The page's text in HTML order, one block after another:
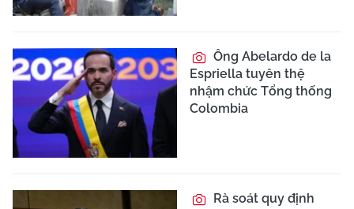
Ông Abelardo de la
Espriella tuyên thệ
nhậm chức Tổng thống
Colombia
Rà soát quy định